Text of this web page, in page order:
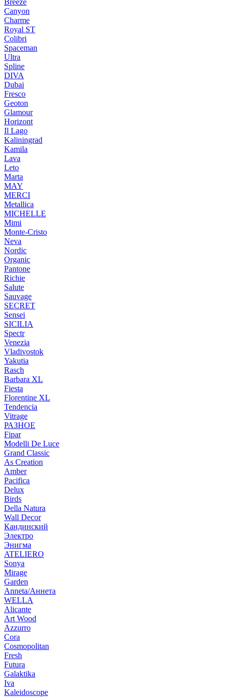
Breeze
Canуon
Charme
Royal ST
Colibri
Spaceman
Ultra
Spline
DIVA
Dubai
Fresco
Geoton
Glamour
Horizont
Il Lago
Kaliningrad
Kamila
Lava
Leto
Marta
MAY
MERCI
Metallica
MICHELLE
Mimi
Monte-Cristo
Neva
Nordic
Organic
Pantone
Richie
Salute
Sauvage
SECRET
Sensei
SICILIA
Spectr
Venezia
Vladivostok
Yakutia
Rasch
Barbara XL
Fiesta
Florentine XL
Tendencia
Vitrage
РАЗНОЕ
Fipar
Modelli De Luce
Grand Classic
As Creation
Amber
Pacifica
Delux
Birds
Della Natura
Wall Decor
Кандинский
Электро
Энигма
ATELIERO
Sonya
Mirage
Garden
Anneta/Аннета
WELLA
Alicante
Art Wood
Azzurro
Cora
Cosmopolitan
Fresh
Futura
Galaktika
Iva
Kaleidoscope